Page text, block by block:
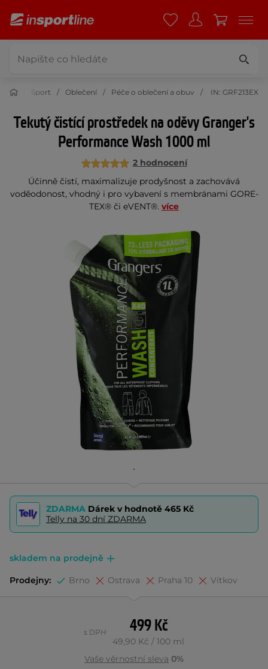
Sport Oblečení Péče o oblečení a obuv IN: GRF213EX
Tekutý čistící prostředek na oděvy Granger's
Performance Wash 1000 ml
2 hodnocení
Účinně čistí, maximalizuje prodyšnost a zachovává
voděodonost, vhodný i pro vybavení s membránami GORE-
TEX® či eVENT®. více
ZDARMA Dárek v hodnotě 465 Kč
Telly na 30 dní ZDARMA
skladem na prodejně
Prodejny: Brno Ostrava Praha 10 Vítkov
499 Kč
49,90 Kč / 100 ml
s DPH
Vaše věrnostní sleva 0%